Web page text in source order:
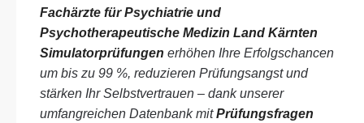
Fachärzte für Psychiatrie und
Psychotherapeutische Medizin Land Kärnten
Simulatorprüfungen erhöhen Ihre Erfolgschancen
um bis zu 99 %, reduzieren Prüfungsangst und
stärken Ihr Selbstvertrauen – dank unserer
umfangreichen Datenbank mitPrüfungsfragen